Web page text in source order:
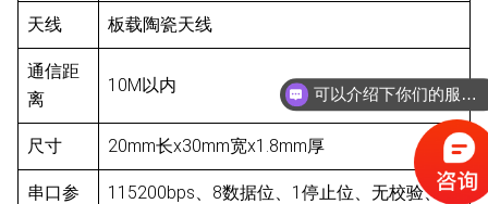
天线 板载陶瓷天线
通信距
离
10M以内
尺寸 20mm长x30mm宽x1.8mm厚
串口参
115200bps、8数据位、1停止位、无校验、无
你们有什么优势么